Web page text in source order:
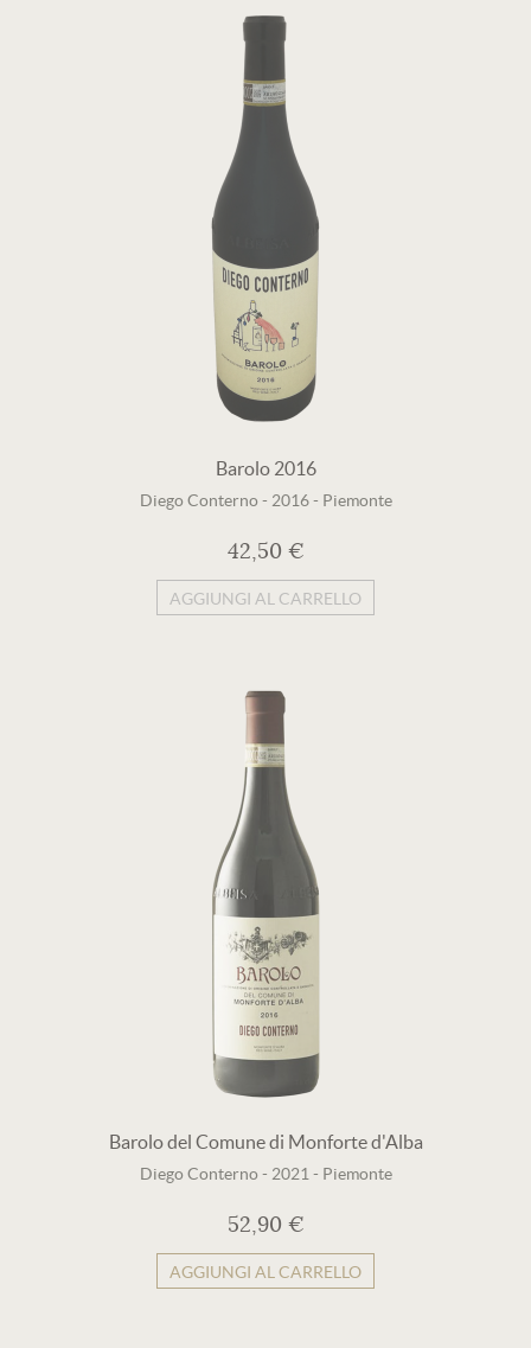
Barolo 2016
Diego Conterno - 2016- Piemonte
42,50 €
AGGIUNGI AL CARRELLO
Barolo del Comune di Monforte d'Alba
Diego Conterno - 2021 - Piemonte
52,90 €
AGGIUNGI AL CARRELLO